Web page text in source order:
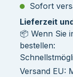
Sofort
Lieferzeit
📦 Wenn Sie
bestellen:
Versand EU: